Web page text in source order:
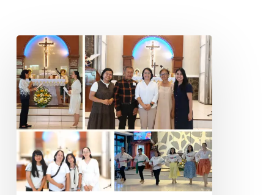
“Do
not
be
afraid,
little
flock”:
in
Quezon